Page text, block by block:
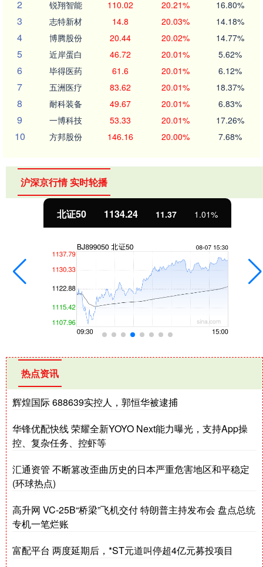
2 锐翔智能 110.02 20.21% 16.80%
3 志特新材 14.8 20.03% 14.18%
4 博腾股份 20.44 20.02% 14.77%
5 近岸蛋白 46.72 20.01% 5.62%
6 毕得医药 61.6 20.01% 6.12%
7 五洲医疗 83.62 20.01% 18.37%
8 耐科装备 49.67 20.01% 6.83%
9 一博科技 53.33 20.01% 17.26%
10 方邦股份 146.16 20.00% 7.68%
沪深京行情 实时轮播
北证50 1134.24 11.37 1.01%
热点资讯
辉煌国际 688639实控人，郭恒华被逮捕
华锋优配快线 荣耀全新YOYO Next能力曝光，支持App操
控、复杂任务、控虾等
汇通资管 不断篡改歪曲历史的日本严重危害地区和平稳定
(环球热点)
高升网 VC-25B“桥梁”飞机交付 特朗普主持发布会 盘点总统
专机一笔烂账
富配平台 两度延期后，*ST元道叫停超4亿元募投项目